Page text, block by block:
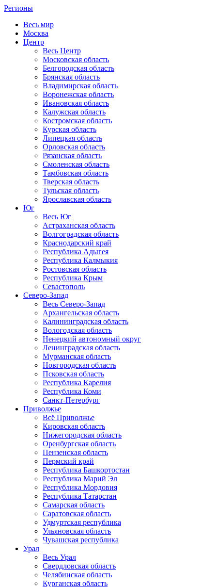
Регионы
Весь мир
Москва
Центр
Весь Центр
Московская область
Белгородская область
Брянская область
Владимирская область
Воронежская область
Ивановская область
Калужская область
Костромская область
Курская область
Липецкая область
Орловская область
Рязанская область
Смоленская область
Тамбовская область
Тверская область
Тульская область
Ярославская область
Юг
Весь Юг
Астраханская область
Волгоградская область
Краснодарский край
Республика Адыгея
Республика Калмыкия
Ростовская область
Республика Крым
Севастополь
Северо-Запад
Весь Северо-Запад
Архангельская область
Калининградская область
Вологодская область
Ненецкий автономный округ
Ленинградская область
Мурманская область
Новгородская область
Псковская область
Республика Карелия
Республика Коми
Санкт-Петербург
Приволжье
Всё Приволжье
Кировская область
Нижегородская область
Оренбургская область
Пензенская область
Пермский край
Республика Башкортостан
Республика Марий Эл
Республика Мордовия
Республика Татарстан
Самарская область
Саратовская область
Удмуртская республика
Ульяновская область
Чувашская республика
Урал
Весь Урал
Свердловская область
Челябинская область
Курганская область